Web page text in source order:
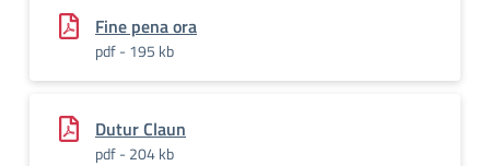
Fine pena ora
pdf - 195 kb
Dutur Claun
pdf - 204 kb